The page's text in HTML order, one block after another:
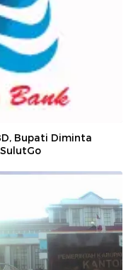
Bupati Diminta